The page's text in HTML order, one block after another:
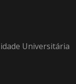
Universitária